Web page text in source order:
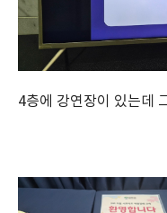
4층에 강연장이 있는데